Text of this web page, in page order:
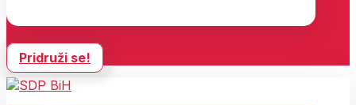
Pridruži se!